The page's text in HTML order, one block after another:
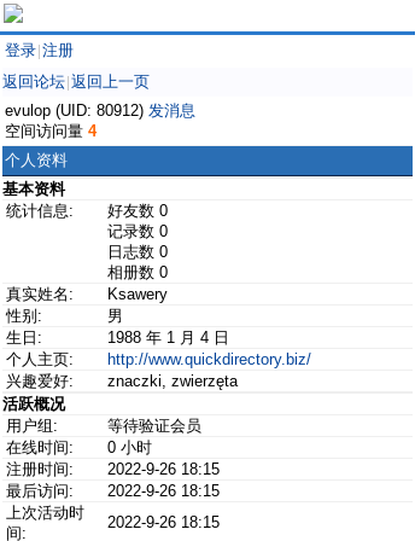
登录 注册
返回论坛 返回上一页
evulop (UID: 80912) 发消息
空间访问量 4
个人资料
基本资料
统计信息:
好友数 0
记录数 0
日志数 0
相册数 0
真实姓名:
Ksawery
性别:
男
生日:
1988 年 1 月 4 日
个人主页:
http://www.quickdirectory.biz/
兴趣爱好:
znaczki, zwierzęta
活跃概况
用户组:
等待验证会员
在线时间:
0 小时
注册时间:
2022-9-26 18:15
最后访问:
2022-9-26 18:15
上次活动时
间:
2022-9-26 18:15